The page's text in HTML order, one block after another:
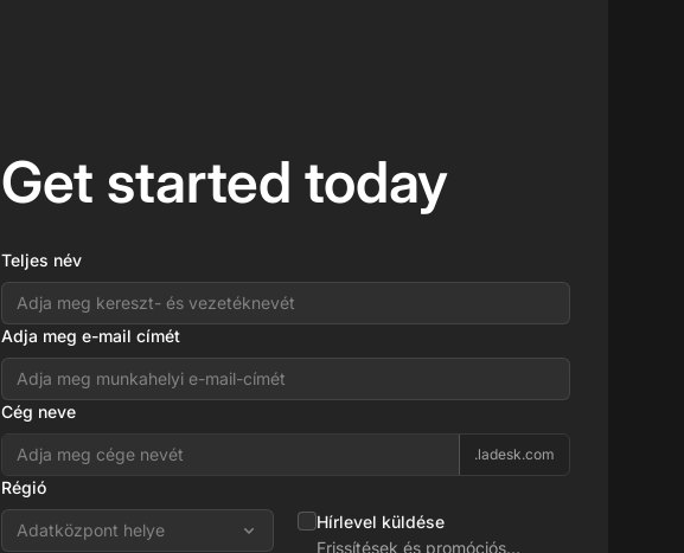
Get started today
Teljes név
Adja meg e-mail címét
Cég neve
.ladesk.com
Régió
Adatközpont helye
Hírlevel küldése
Frissítések és promóciós